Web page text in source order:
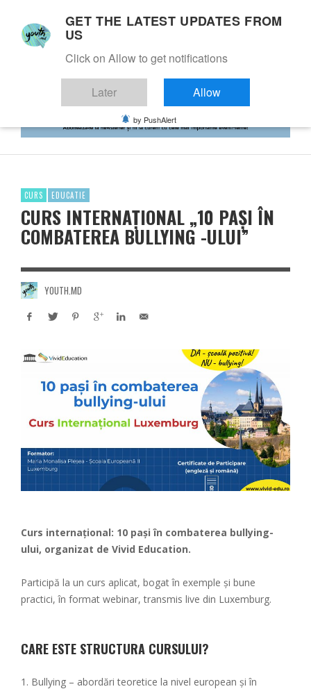
CURS EDUCATIE
CURS INTERNAȚIONAL „10 PAŞI ÎN
COMBATEREA BULLYING -ULUI”
YOUTH.MD
Curs internațional: 10 paşi în combaterea bullying-
ului, organizat de Vivid Education.
Participă la un curs aplicat, bogat în exemple şi bune
practici, în format webinar, transmis live din Luxemburg.
CARE ESTE STRUCTURA CURSULUI?
1. Bullying – abordări teoretice la nivel european și în
GET THE LATEST UPDATES FROM
US
Click on Allow to get notifications
Later Allow
by PushAlert